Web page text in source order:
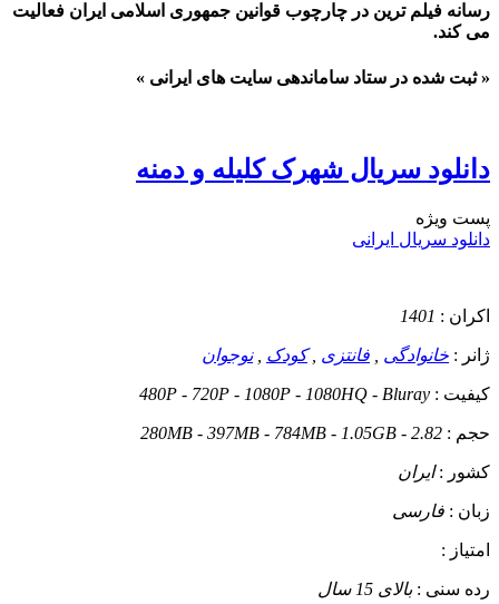
رسانه فیلم ترین در چارچوب قوانین جمهوری اسلامی ایران فعالیت
می کند.
« ثبت شده در ستاد ساماندهی سایت های ایرانی »
دانلود سریال شهرک کلیله و دمنه
پست ويژه
دانلود سریال ایرانی
اکران : 1401
ژانر : خانوادگی فانتزی ,کودک ,نوجوان
کیفیت : 480P - 720P - 1080P - 1080HQ - Bluray
حجم : 280MB - 397MB - 784MB - 1.05GB - 2.82
کشور :ایران
زبان : فارسی
امتیاز :
رده سنی :بالای 15 سال